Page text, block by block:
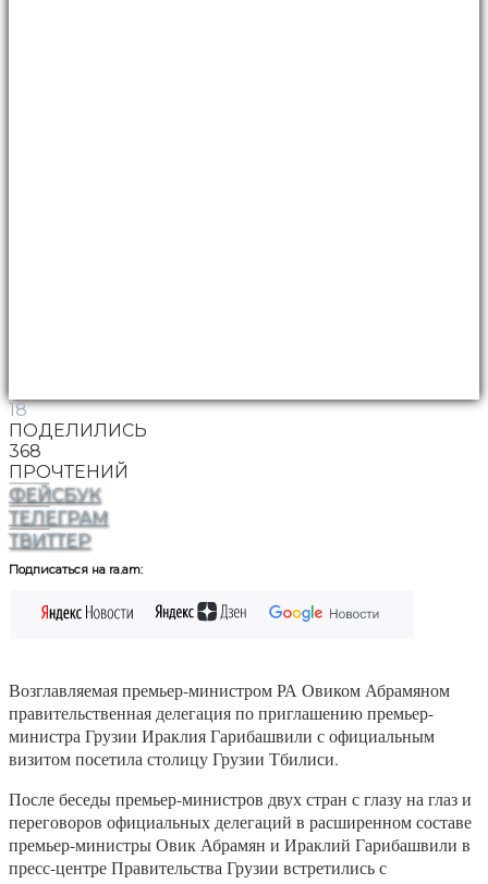
18
ПОДЕЛИЛИСЬ
368
ПРОЧТЕНИЙ
ФЕЙСБУК
ТЕЛЕГРАМ
ТВИТТЕР
Подписаться на ra.am:
Возглавляемая премьер-министром РА Овиком Абрамяном
правительственная делегация по приглашению премьер-
министра Грузии Ираклия Гарибашвили с официальным
визитом посетила столицу Грузии Тбилиси.
После беседы премьер-министров двух стран с глазу на глаз и
переговоров официальных делегаций в расширенном составе
премьер-министры Овик Абрамян и Ираклий Гарибашвили в
пресс-центре Правительства Грузии встретились с